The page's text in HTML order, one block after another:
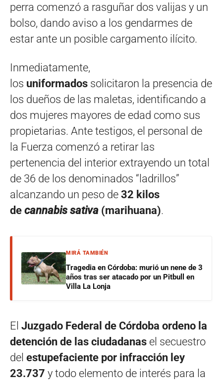
perra comenzó a rasguñar dos valijas y un
bolso, dando aviso a los gendarmes de
estar ante un posible cargamento ilícito.
Inmediatamente,
los uniformados solicitaron la presencia de
los dueños de las maletas, identificando a
dos mujeres mayores de edad como sus
propietarias. Ante testigos, el personal de
la Fuerza comenzó a retirar las
pertenencia del interior extrayendo un total
de 36 de los denominados “ladrillos”
alcanzando un peso de 32 kilos
de cannabis sativa (marihuana).
MIRÁ TAMBIÉN
Tragedia en Córdoba: murió un nene de 3
años tras ser atacado por un Pitbull en
Villa La Lonja
El Juzgado Federal de Córdoba ordeno la
detención de las ciudadanas el secuestro
del estupefaciente por infracción ley
23.737 y todo elemento de interés para la